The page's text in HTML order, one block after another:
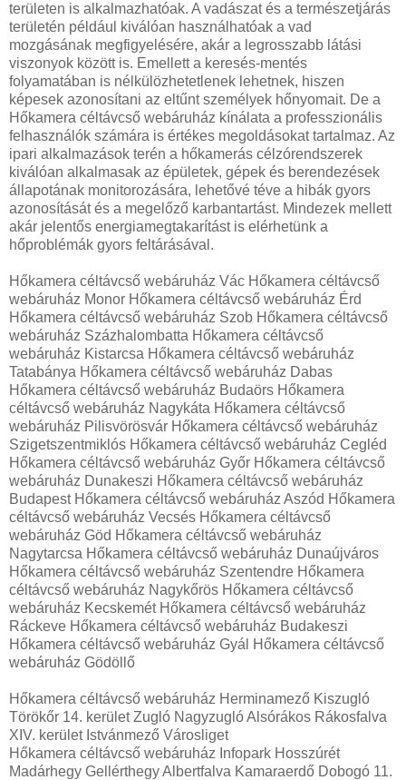
területen is alkalmazhatóak. A vadászat és a természetjárás
területén például kiválóan használhatóak a vad
mozgásának megfigyelésére, akár a legrosszabb látási
viszonyok között is. Emellett a keresés-mentés
folyamatában is nélkülözhetetlenek lehetnek, hiszen
képesek azonosítani az eltűnt személyek hőnyomait. De a
Hőkamera céltávcső webáruház kínálata a professzionális
felhasználók számára is értékes megoldásokat tartalmaz. Az
ipari alkalmazások terén a hőkamerás célzórendszerek
kiválóan alkalmasak az épületek, gépek és berendezések
állapotának monitorozására, lehetővé téve a hibák gyors
azonosítását és a megelőző karbantartást. Mindezek mellett
akár jelentős energiamegtakarítást is elérhetünk a
hőproblémák gyors feltárásával.
Hőkamera céltávcső webáruház Vác Hőkamera céltávcső
webáruház Monor Hőkamera céltávcső webáruház Érd
Hőkamera céltávcső webáruház Szob Hőkamera céltávcső
webáruház Százhalombatta Hőkamera céltávcső
webáruház Kistarcsa Hőkamera céltávcső webáruház
Tatabánya Hőkamera céltávcső webáruház Dabas
Hőkamera céltávcső webáruház Budaörs Hőkamera
céltávcső webáruház Nagykáta Hőkamera céltávcső
webáruház Pilisvörösvár Hőkamera céltávcső webáruház
Szigetszentmiklós Hőkamera céltávcső webáruház Cegléd
Hőkamera céltávcső webáruház Győr Hőkamera céltávcső
webáruház Dunakeszi Hőkamera céltávcső webáruház
Budapest Hőkamera céltávcső webáruház Aszód Hőkamera
céltávcső webáruház Vecsés Hőkamera céltávcső
webáruház Göd Hőkamera céltávcső webáruház
Nagytarcsa Hőkamera céltávcső webáruház Dunaújváros
Hőkamera céltávcső webáruház Szentendre Hőkamera
céltávcső webáruház Nagykőrös Hőkamera céltávcső
webáruház Kecskemét Hőkamera céltávcső webáruház
Ráckeve Hőkamera céltávcső webáruház Budakeszi
Hőkamera céltávcső webáruház Gyál Hőkamera céltávcső
webáruház Gödöllő
Hőkamera céltávcső webáruház Herminamező Kiszugló
Törökőr 14. kerület Zugló Nagyzugló Alsórákos Rákosfalva
XIV. kerület Istvánmező Városliget
Hőkamera céltávcső webáruház Infopark Hosszúrét
Madárhegy Gellérthegy Albertfalva Kamaraerdő Dobogó 11.